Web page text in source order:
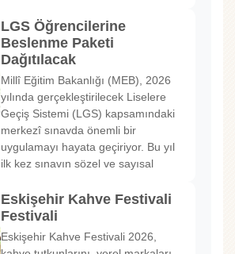
LGS Öğrencilerine
Beslenme Paketi
Dağıtılacak
Millî Eğitim Bakanlığı (MEB), 2026
yılında gerçekleştirilecek Liselere
Geçiş Sistemi (LGS) kapsamındaki
merkezî sınavda önemli bir
uygulamayı hayata geçiriyor. Bu yıl
ilk kez sınavın sözel ve sayısal
Eskişehir Kahve Festivali
Festivali
Eskişehir Kahve Festivali 2026,